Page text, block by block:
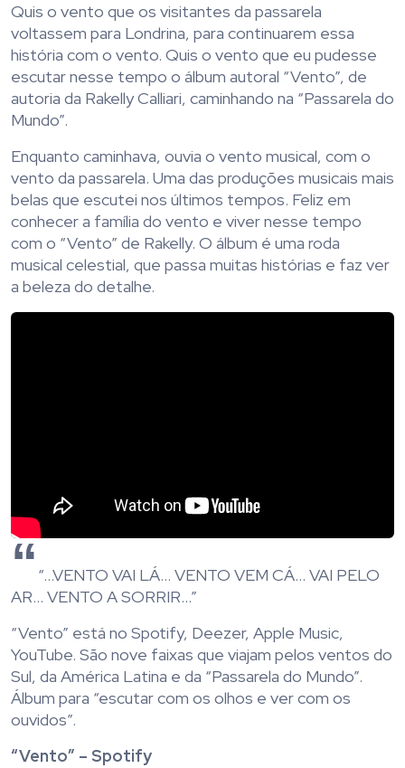
Quis o vento que os visitantes da passarela
voltassem para Londrina, para continuarem essa
história com o vento. Quis o vento que eu pudesse
escutar nesse tempo o álbum autoral “Vento”, de
autoria da Rakelly Calliari, caminhando na “Passarela do
Mundo”.
Enquanto caminhava, ouvia o vento musical, com o
vento da passarela. Uma das produções musicais mais
belas que escutei nos últimos tempos. Feliz em
conhecer a família do vento e viver nesse tempo
com o “Vento” de Rakelly. O álbum é uma roda
musical celestial, que passa muitas histórias e faz ver
a beleza do detalhe.
“…VENTO VAI LÁ… VENTO VEM CÁ… VAI PELO
AR… VENTO A SORRIR…”
“Vento” está no Spotify, Deezer, Apple Music,
YouTube. São nove faixas que viajam pelos ventos do
Sul, da América Latina e da “Passarela do Mundo”.
Álbum para “escutar com os olhos e ver com os
ouvidos”.
“Vento” – Spotify